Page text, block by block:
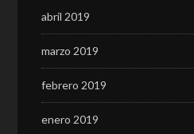
abril 2019
marzo 2019
febrero 2019
enero 2019